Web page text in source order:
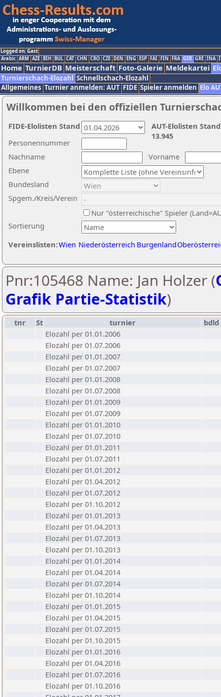
Logged on: Gast
Arabic ARM AZE BIH BUL CAT CHN CRO CZE DEN ENG ESP FAI FIN FRA GER GRE INA
Home TurnierDB Meisterschaft Foto-Galerie Meldekartei
Turnierschach-Elozahl Schnellschach-Elozahl
Allgemeines Turnier anmelden: AUT FIDE Spieler anmelden Elo
Willkommen bei den offiziellen
Nachname
Vorname
Ebene
Sortierung
Personennummer
Bundesland
Spgem./Kreis/Verein
Nur "österreichische" Spieler
Vereinslisten:Wien Niederösterreich Burgenland
AUT-Elolisten
13.945
FIDE-Elolisten Stand
Pnr:105468 Name: Jan Holzer (
Grafik Partie-Statistik)
tnr St turnier
bdld
Elozahl per 01.01.2006
Elozahl per 01.07.2006
Elozahl per 01.01.2007
Elozahl per 01.07.2007
Elozahl per 01.01.2008
Elozahl per 01.07.2008
Elozahl per 01.01.2009
Elozahl per 01.07.2009
Elozahl per 01.01.2010
Elozahl per 01.07.2010
Elozahl per 01.01.2011
Elozahl per 01.07.2011
Elozahl per 01.01.2012
Elozahl per 01.04.2012
Elozahl per 01.07.2012
Elozahl per 01.10.2012
Elozahl per 01.01.2013
Elozahl per 01.04.2013
Elozahl per 01.07.2013
Elozahl per 01.10.2013
Elozahl per 01.01.2014
Elozahl per 01.04.2014
Elozahl per 01.07.2014
Elozahl per 01.10.2014
Elozahl per 01.01.2015
Elozahl per 01.04.2015
Elozahl per 01.07.2015
Elozahl per 01.10.2015
Elozahl per 01.01.2016
Elozahl per 01.04.2016
Elozahl per 01.07.2016
Elozahl per 01.10.2016